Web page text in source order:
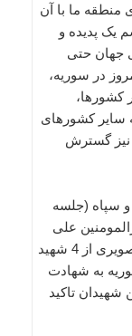
ما با آن
یک پدیده و
جهان حتی
در سوریه،
کشورها،
سایر کشورهای
نیز گسترش
و سپاه (جلسه
علی
(ع) در ستاد آجا برگزار شد، با نشان دادن تصویری از 4 شهید
نوهد که در سوریه به شهادت
شهیدان تاکید